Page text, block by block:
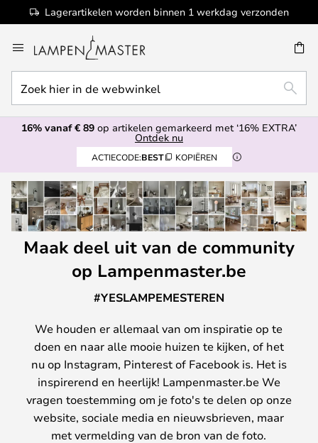
Lagerartikelen worden binnen 1 werkdag verzonden
naar
de
inhoud
hier
in
de16% vanaf € 89 op artikelen gemarkeerd met ‘16% EXTRA’
Ontdek nu
ACTIECODE:BEST KOPIËREN
Maak deel uit van de community
op Lampenmaster.be
#YESLAMPEMESTEREN
We houden er allemaal van om inspiratie op te
doen en naar alle mooie huizen te kijken, of het
nu op Instagram, Pinterest of Facebook is. Het is
inspirerend en heerlijk! Lampenmaster.be We
vragen toestemming om je foto's te delen op onze
website, sociale media en nieuwsbrieven, maar
met vermelding van de bron van de foto.